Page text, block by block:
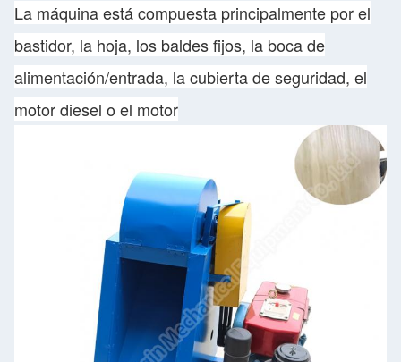
La máquina está compuesta principalmente por el
bastidor, la hoja, los baldes fijos, la boca de
alimentación/entrada, la cubierta de seguridad, el
motor diesel o el motor